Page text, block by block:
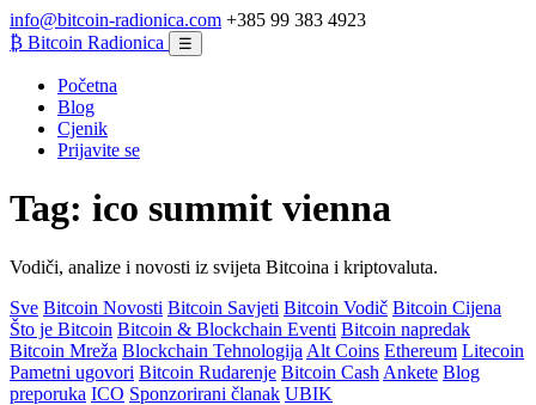
info@bitcoin-radionica.com +385 99 383 4923
₿ Bitcoin Radionica ☰
Početna
Blog
Cjenik
Prijavite se
Tag: ico summit vienna
Vodiči, analize i novosti iz svijeta Bitcoina i kriptovaluta.
Sve Bitcoin Novosti Bitcoin Savjeti Bitcoin Vodič Bitcoin Cijena
Što je Bitcoin Bitcoin & Blockchain Eventi Bitcoin napredak
Bitcoin Mreža Blockchain Tehnologija Alt Coins Ethereum Litecoin
Pametni ugovori Bitcoin Rudarenje Bitcoin Cash Ankete Blog
preporuka ICO Sponzorirani članak UBIK